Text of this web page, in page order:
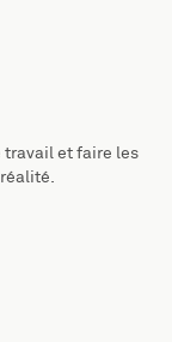
travail et faire les